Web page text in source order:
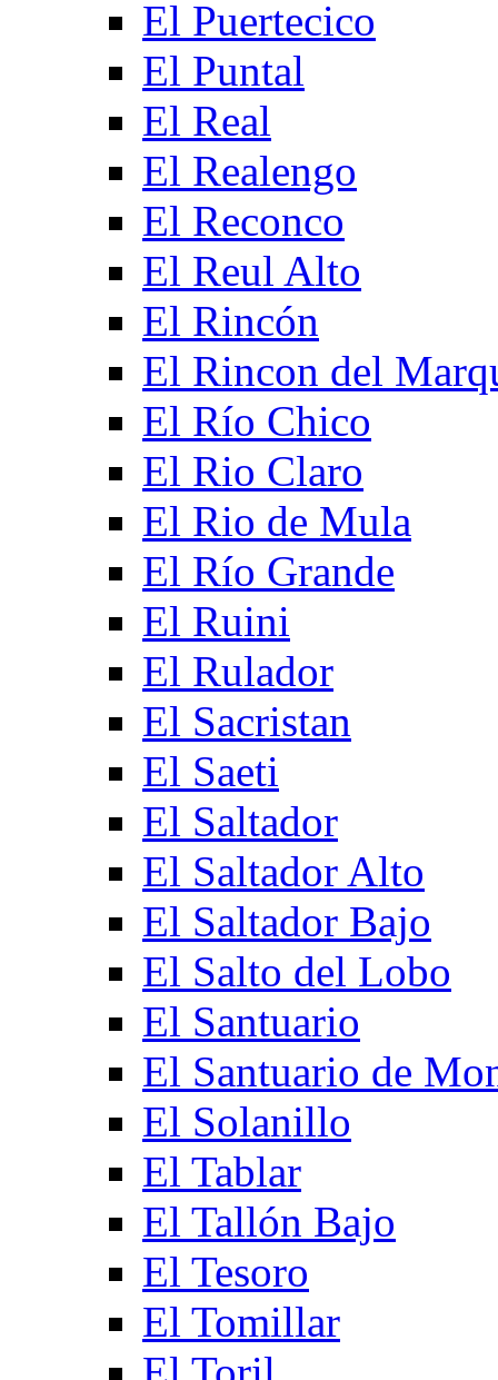
El Puertecico
El Puntal
El Real
El Realengo
El Reconco
El Reul Alto
El Rincón
El Rincon del
El Río Chico
El Rio Claro
El Rio de Mula
El Río Grande
El Ruini
El Rulador
El Sacristan
El Saeti
El Saltador
El Saltador Alto
El Saltador Bajo
El Salto del Lobo
El Santuario
El Santuario de
El Solanillo
El Tablar
El Tallón Bajo
El Tesoro
El Tomillar